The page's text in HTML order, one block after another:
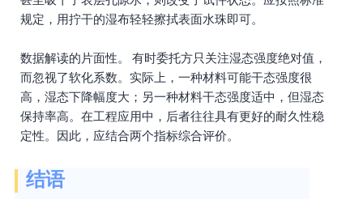
规定，用拧干的湿布轻轻擦拭表面水珠即可。
数据解读的片面性。 有时委托方只关注湿态强度绝对值，
而忽视了软化系数。实际上，一种材料可能干态强度很
高，湿态下降幅度大；另一种材料干态强度适中，但湿态
保持率高。在工程应用中，后者往往具有更好的耐久性稳
定性。因此，应结合两个指标综合评价。
结语